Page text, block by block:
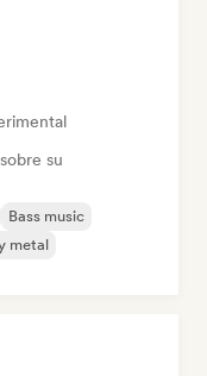
su
Bass music
metal